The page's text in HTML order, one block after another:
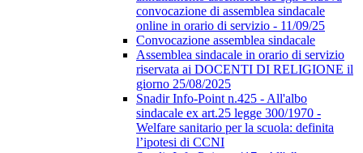
convocazione di assemblea sindacale
online in orario di servizio - 11/09/25
Convocazione assemblea sindacale
Assemblea sindacale in orario di servizio
riservata ai DOCENTI DI RELIGIONE il
giorno 25/08/2025
Snadir Info-Point n.425 - All'albo
sindacale ex art.25 legge 300/1970 -
Welfare sanitario per la scuola: definita
l’ipotesi di CCNI